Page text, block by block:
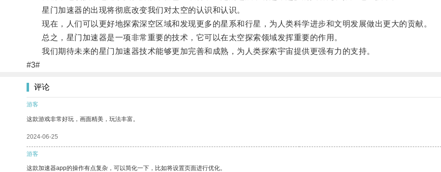
星门加速器的出现将彻底改变我们对太空的认识和认识。
现在，人们可以更好地探索深空区域和发现更多的星系和行星，为人类科学进步和文明发展做出更大的贡献。
总之，星门加速器是一项非常重要的技术，它可以在太空探索领域发挥重要的作用。
我们期待未来的星门加速器技术能够更加完善和成熟，为人类探索宇宙提供更强有力的支持。
#3#
评论
游客
这款游戏非常好玩，画面精美，玩法丰富。
2024-06-25
游客
这款加速器app的操作有点复杂，可以简化一下，比如将设置页面进行优化。